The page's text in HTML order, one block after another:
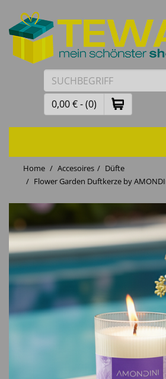
0,00 € - (0)
Home
Accesoires
Düfte
Flower Garden Duftkerze by